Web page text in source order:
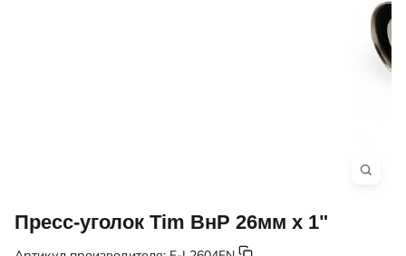
Пресс-уголок Tim ВнР 26мм x 1"